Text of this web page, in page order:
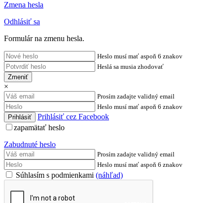
Zmena hesla
Odhlásiť sa
Formulár na zmenu hesla.
Heslo musí mať aspoň 6 znakov
Heslá sa musia zhodovať
Zmeniť
×
Prosím zadajte validný email
Heslo musí mať aspoň 6 znakov
Prihlásiť cez Facebook
zapamätať heslo
Zabudnuté heslo
Prosím zadajte validný email
Heslo musí mať aspoň 6 znakov
Súhlasím s podmienkami (náhľad)